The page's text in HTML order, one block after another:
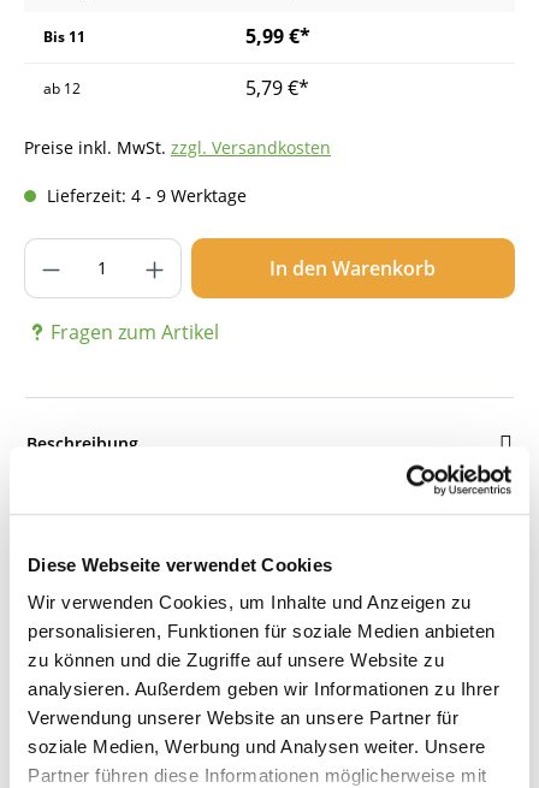
Diese Webseite verwendet Cookies
Wir verwenden Cookies, um Inhalte und Anzeigen zu
personalisieren, Funktionen für soziale Medien anbieten
zu können und die Zugriffe auf unsere Website zu
analysieren. Außerdem geben wir Informationen zu Ihrer
Verwendung unserer Website an unsere Partner für
soziale Medien, Werbung und Analysen weiter. Unsere
Partner führen diese Informationen möglicherweise mit
Bis 11 5,99 €*
ab 12 5,79 €*
Preise inkl. MwSt. zzgl. Versandkosten
Lieferzeit: 4 - 9 Werktage
Produkt Anzahl: Gib den gewünschten
In den Warenkorb
Fragen zum Artikel
Beschreibung
Bewertungen